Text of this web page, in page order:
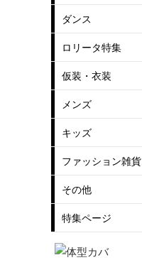
ダンス
ロリータ特集
仮装・衣装
メンズ
キッズ
ファッション雑貨
その他
特集ページ